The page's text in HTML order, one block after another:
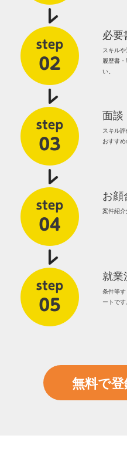
必要
スキルや
履歴書
い。
面談
スキル
おすすめ
お顔
案件紹介
就業
条件等
ートです。
無料で